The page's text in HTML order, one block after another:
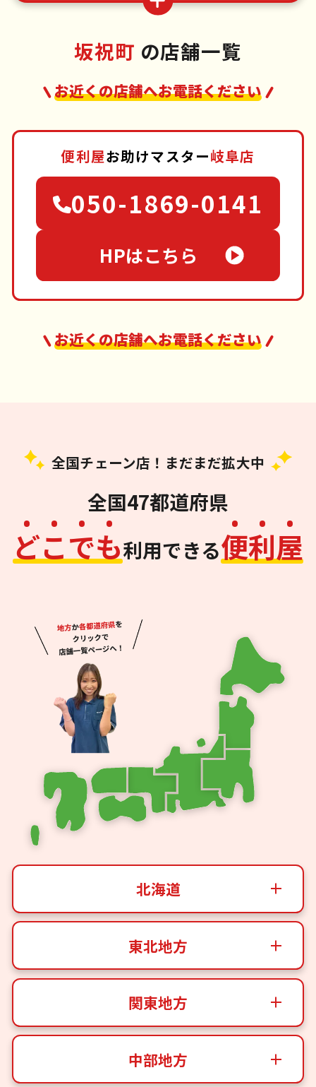
坂祝町 の店舗一覧
お近くの店舗へお電話ください
便利屋お助けマスター岐阜店
050-1869-0141
HPはこちら
お近くの店舗へお電話ください
全国チェーン店！まだまだ拡大中
全国47都道府県
どこでも利用できる便利屋
北海道
東北地方
関東地方
中部地方